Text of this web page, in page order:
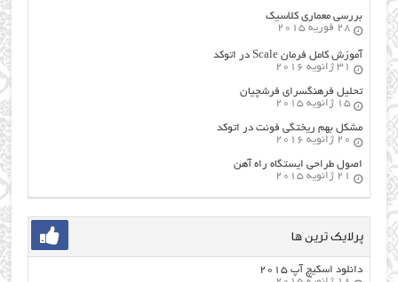
بررسی معماری کلاسیک
28 فوریه 2015
آموزش کامل فرمان Scale در اتوکد
31 ژانویه 2016
تحلیل فرهنگسرای فرشچیان
15 ژانویه 2015
مشکل بهم ریختگی فونت در اتوکد
20 ژانویه 2016
اصول طراحي ایستگاه راه آهن
21 ژانویه 2015
پرلایک ترین ها
دانلود اسکیچ آپ ۲۰۱۵